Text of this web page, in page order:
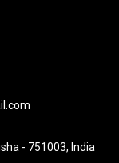
- 751003, India